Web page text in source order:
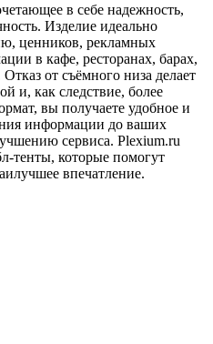
в себе надежность,
Изделие идеально
ценников, рекламных
в кафе, ресторанах, барах,
от съёмного низа делает
и, как следствие, более
вы получаете удобное и
информации до ваших
сервиса. Plexium.ru
тенты, которые помогут
впечатление.